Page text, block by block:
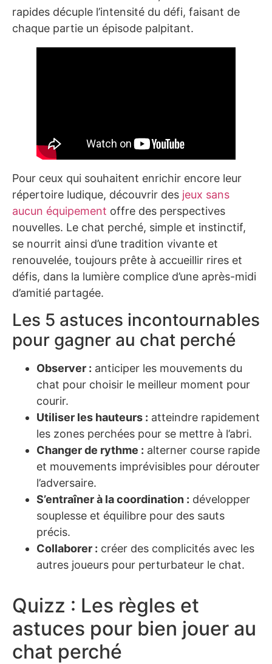
rapides décuple l’intensité du défi, faisant de
chaque partie un épisode palpitant.
Pour ceux qui souhaitent enrichir encore leur
répertoire ludique, découvrir des jeux sans
aucun équipement offre des perspectives
nouvelles. Le chat perché, simple et instinctif,
se nourrit ainsi d’une tradition vivante et
renouvelée, toujours prête à accueillir rires et
défis, dans la lumière complice d’une après-midi
d’amitié partagée.
Les 5 astuces incontournables
pour gagner au chat perché
Observer : anticiper les mouvements du
chat pour choisir le meilleur moment pour
courir.
Utiliser les hauteurs : atteindre rapidement
les zones perchées pour se mettre à l’abri.
Changer de rythme : alterner course rapide
et mouvements imprévisibles pour dérouter
l’adversaire.
S’entraîner à la coordination : développer
souplesse et équilibre pour des sauts
précis.
Collaborer : créer des complicités avec les
autres joueurs pour perturbateur le chat.
Quizz : Les règles et
astuces pour bien jouer au
chat perché